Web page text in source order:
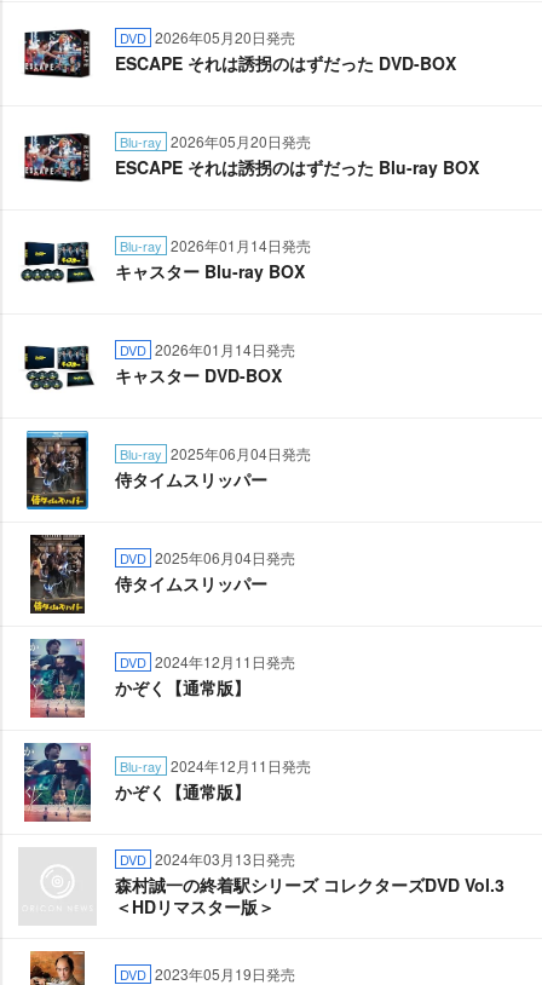
DVD 2026年05月20日発売
ESCAPE それは誘拐のはずだった DVD-BOX
Blu-ray 2026年05月20日発売
ESCAPE それは誘拐のはずだった Blu-ray BOX
Blu-ray 2026年01月14日発売
キャスター Blu-ray BOX
DVD 2026年01月14日発売
キャスター DVD-BOX
Blu-ray 2025年06月04日発売
侍タイムスリッパー
DVD 2025年06月04日発売
侍タイムスリッパー
DVD 2024年12月11日発売
かぞく【通常版】
Blu-ray 2024年12月11日発売
かぞく【通常版】
DVD 2024年03月13日発売
森村誠一の終着駅シリーズ コレクターズDVD Vol.3
＜HDリマスター版＞
DVD 2023年05月19日発売